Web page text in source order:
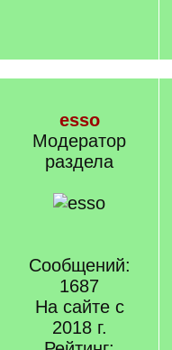
esso
Модератор
раздела
Сообщений:
1687
На сайте с
2018 г.